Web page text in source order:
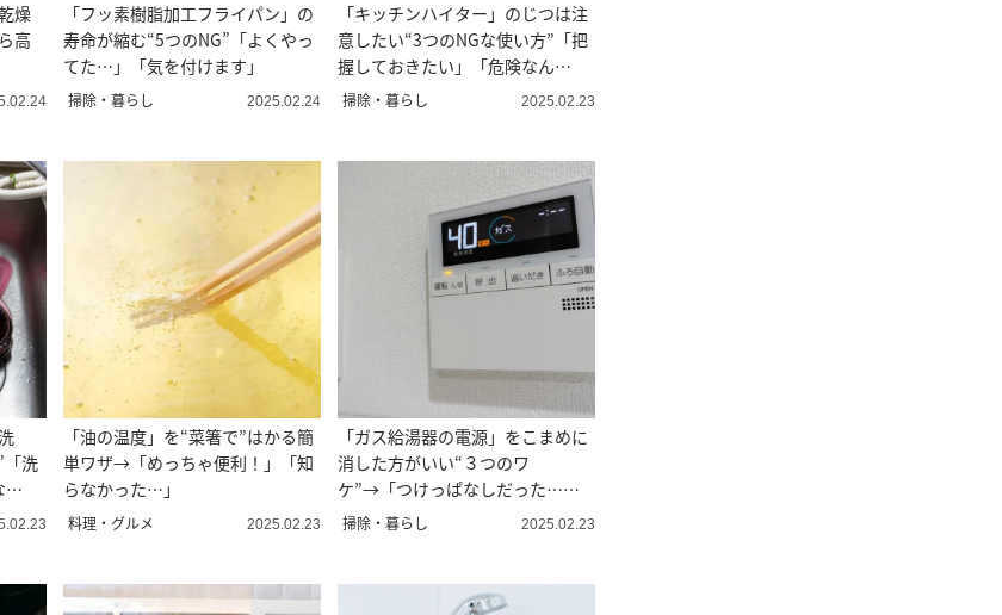
燥
高
「フッ素樹脂加工フライパン」の
寿命が縮む“5つのNG”「よくやっ
てた…」「気を付けます」
掃除・暮らし 2025.02.24
「キッチンハイター」のじつは注
意したい“3つのNGな使い方”「把
握しておきたい」「危険なん
だ…」
掃除・暮らし 2025.02.23
「洗
「油の温度」を“菜箸で”はかる簡
単ワザ→「めっちゃ便利！」「知
らなかった…」
料理・グルメ 2025.02.23
「ガス給湯器の電源」をこまめに
消した方がいい“３つのワ
ケ”→「つけっぱなしだった…」
「納得！」
掃除・暮らし 2025.02.23